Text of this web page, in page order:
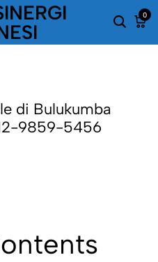
0
di Bulukumba
9859-5456